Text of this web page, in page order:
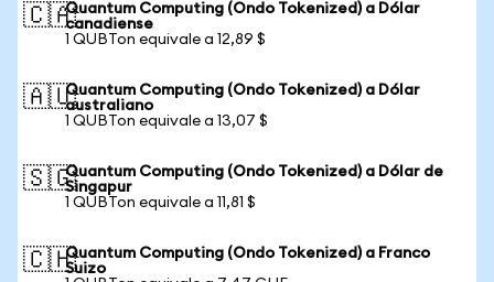
🇨🇦Quantum Computing (Ondo Tokenized) a Dólar
canadiense
1 QUBTon equivale a 12,89 $
🇦🇺Quantum Computing (Ondo Tokenized) a Dólar
australiano
1 QUBTon equivale a 13,07 $
🇸🇬Quantum Computing (Ondo Tokenized) a Dólar de
Singapur
1 QUBTon equivale a 11,81 $
🇨🇭Quantum Computing (Ondo Tokenized) a Franco
Suizo